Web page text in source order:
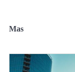
Mas